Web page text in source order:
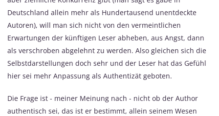
Deutschland allein mehr als Hundertausend unentdeckte
Autoren), will man sich nicht von den vermeintlichen
Erwartungen der künftigen Leser abheben, aus Angst, dann
als verschroben abgelehnt zu werden. Also gleichen sich die
Selbstdarstellungen doch sehr und der Leser hat das Gefühl
hier sei mehr Anpassung als Authentizät geboten.
Die Frage ist - meiner Meinung nach - nicht ob der Author
authentisch sei, das ist er bestimmt, allein seinem Wesen